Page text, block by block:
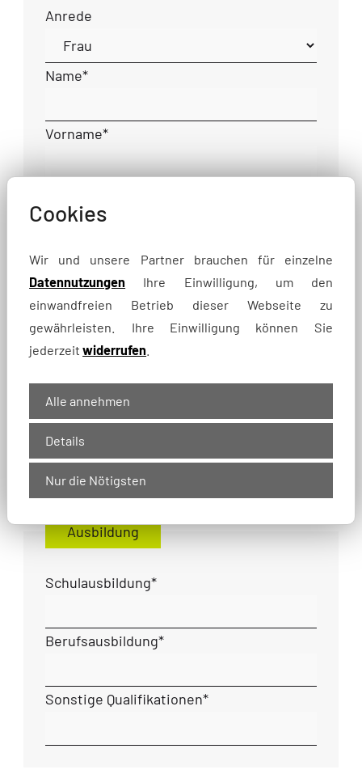
Anrede
Name*
Vorname*
Ort
E-Mail*
Ausbildung
Schulausbildung*
Berufsausbildung*
Sonstige Qualifikationen*
Cookies
Wir und unsere Partner brauchen für einzelne
Datennutzungen Ihre Einwilligung, um den
einwandfreien Betrieb dieser Webseite zu
gewährleisten. Ihre Einwilligung können Sie
jederzeitwiderrufen
Alle annehmen
Details
Nur die Nötigsten